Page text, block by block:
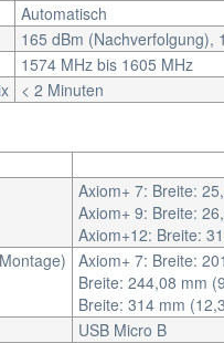
Automatisch
165 dBm (Nachverfolgung),
1574 MHz bis 1605 MHz
< 2 Minuten
Axiom+ 7: Breite:
Axiom+ 9: Breite:
Axiom+12: Breite:
Axiom+ 7: Breite:
Breite: 244,08 mm
Breite: 314 mm
USB Micro B